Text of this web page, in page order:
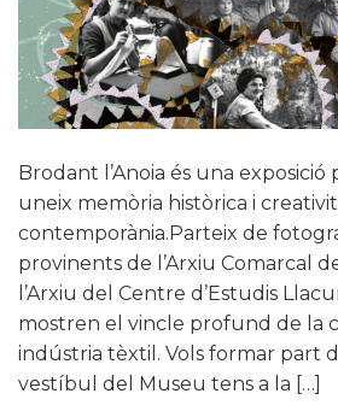
Brodant l’Anoia és una
uneix memòria històrica i
contemporània.Parteix de
provinents de l’Arxiu Comarcal
l’Arxiu del Centre d’Estudis
mostren el vincle profund de la
indústria tèxtil. Vols formar part
vestíbul del Museu tens a la […]